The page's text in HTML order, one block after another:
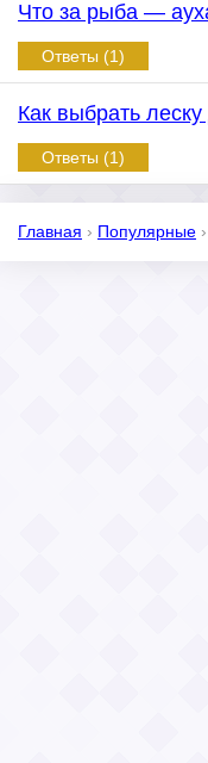
Что за рыба —
Ответы (1)
Как выбрать
Ответы (1)
Главная › Популярные ›